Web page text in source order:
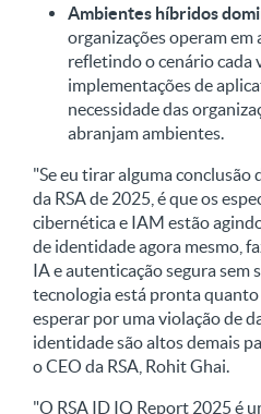
Ambientes híbridos
organizações operam em
refletindo o cenário cada
implementações de
necessidade das
abranjam ambientes.
"Se eu tirar alguma conclusão
da RSA de 2025, é que os
cibernética e IAM estão
de identidade agora mesmo,
IA e autenticação segura sem
tecnologia está pronta
esperar por uma violação de
identidade são altos demais
o CEO da RSA, Rohit Ghai.
"O RSA ID IQ Report 2025 é